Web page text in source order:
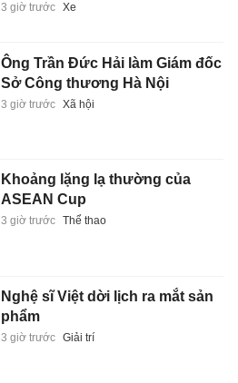
3 giờ trước Xe
Ông Trần Đức Hải làm Giám đốc
Sở Công thương Hà Nội
3 giờ trước Xã hội
Khoảng lặng lạ thường của
ASEAN Cup
3 giờ trước Thể thao
Nghệ sĩ Việt dời lịch ra mắt sản
phẩm
3 giờ trước Giải trí